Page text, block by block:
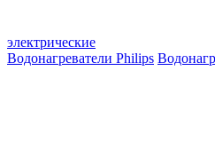
электрические
Водонагреватели Philips